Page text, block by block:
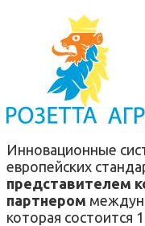
Инновационные
европейских
представителем
партнером
которая состоится